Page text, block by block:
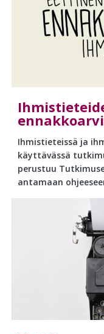
Ihmistieteissä ja
käyttävässä
perustuu
antamaan